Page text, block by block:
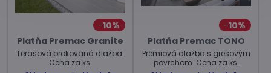
10%
Platňa Premac Granite
Terasová brokovaná dlažba.
Cena za ks.
10%
Platňa Premac TONO
Prémiová dlažba s gresovým
povrchom. Cena za ks.